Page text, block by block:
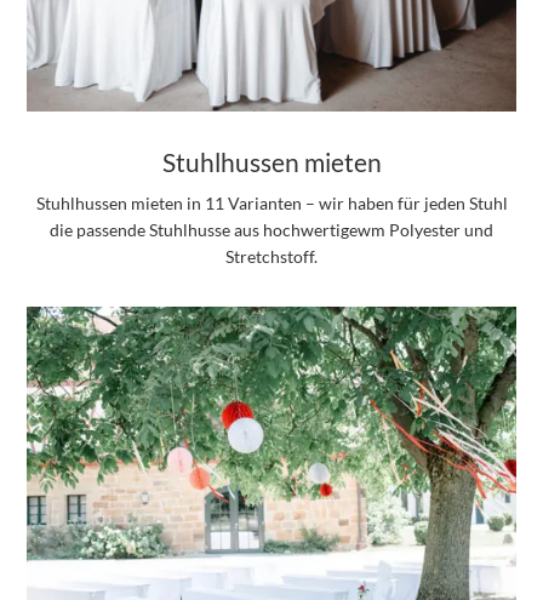
Stuhlhussen mieten
Stuhlhussen mieten in 11 Varianten – wir haben für jeden Stuhl
die passende Stuhlhusse aus hochwertigewm Polyester und
Stretchstoff.